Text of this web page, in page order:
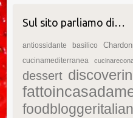
Sul sito parliamo di…
antiossidante basilico
cucinamediterranea
dessert